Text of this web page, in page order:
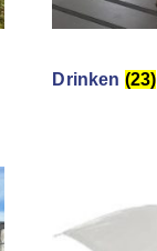
Drinken (23)